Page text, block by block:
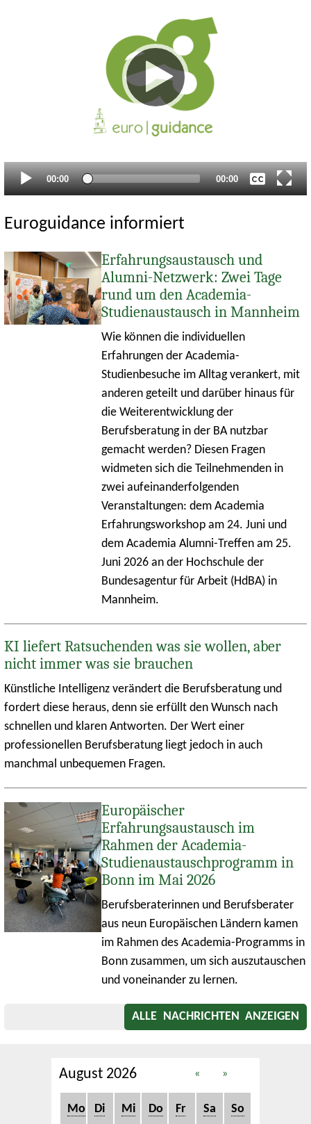
Aktueller
Zeitpunkt
00:00 Gesamtlaufzeit
00:00
Euroguidance informiert
Erfahrungsaustausch und
Alumni-Netzwerk: Zwei Tage
rund um den Academia-
Studienaustausch in Mannheim
Wie können die individuellen
Erfahrungen der Academia-
Studienbesuche im Alltag verankert, mit
anderen geteilt und darüber hinaus für
die Weiterentwicklung der
Berufsberatung in der BA nutzbar
gemacht werden? Diesen Fragen
widmeten sich die Teilnehmenden in
zwei aufeinanderfolgenden
Veranstaltungen: dem Academia
Erfahrungsworkshop am 24. Juni und
dem Academia Alumni-Treffen am 25.
Juni 2026 an der Hochschule der
Bundesagentur für Arbeit (HdBA) in
Mannheim.
KI liefert Ratsuchenden was sie wollen, aber
nicht immer was sie brauchen
Künstliche Intelligenz verändert die Berufsberatung und
fordert diese heraus, denn sie erfüllt den Wunsch nach
schnellen und klaren Antworten. Der Wert einer
professionellen Berufsberatung liegt jedoch in auch
manchmal unbequemen Fragen.
Europäischer
Erfahrungsaustausch im
Rahmen der Academia-
Studienaustauschprogramm in
Bonn im Mai 2026
Berufsberaterinnen und Berufsberater
aus neun Europäischen Ländern kamen
im Rahmen des Academia-Programms in
Bonn zusammen, um sich auszutauschen
und voneinander zu lernen.
ALLE NACHRICHTEN ANZEIGEN
August 2026 « »
Mo Di Mi Do Fr Sa So